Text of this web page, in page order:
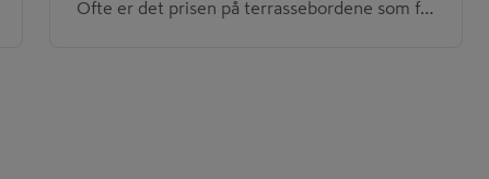
Ofte er det prisen på terrassebordene som får